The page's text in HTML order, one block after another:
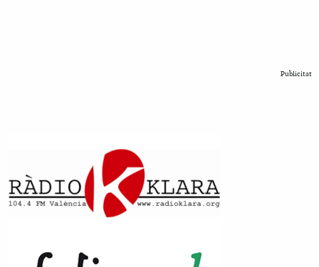
Publicitat